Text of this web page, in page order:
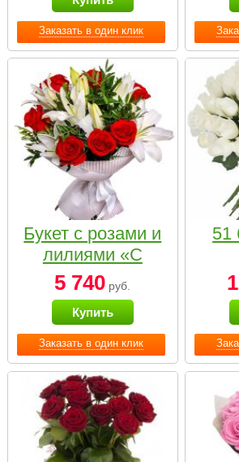
Заказать в один клик
Заказать в один клик
Букет с розами и
лилиями «С
наилучшими
пожеланиями»
5 740 руб.
Купить
51